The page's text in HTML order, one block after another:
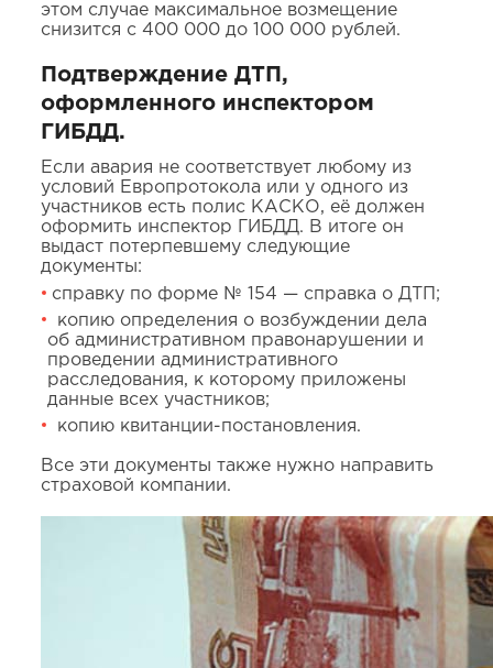
этом случае максимальное возмещение
снизится с 400 000 до 100 000 рублей.
Подтверждение ДТП,
оформленного инспектором
ГИБДД.
Если авария не соответствует любому из
условий Европротокола или у одного из
участников есть полис КАСКО, её должен
оформить инспектор ГИБДД. В итоге он
выдаст потерпевшему следующие
документы:
справку по форме № 154 — справка о ДТП;
копию определения о возбуждении дела
об административном правонарушении и
проведении административного
расследования, к которому приложены
данные всех участников;
копию квитанции-постановления.
Все эти документы также нужно направить
страховой компании.